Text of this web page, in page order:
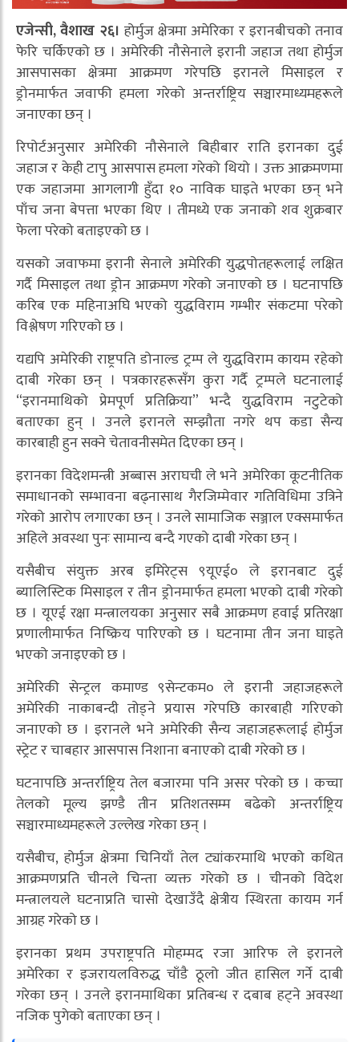
एजेन्सी, वैशाख २६। होर्मुज क्षेत्रमा अमेरिका र इरानबीचको तनाव
फेरि चर्किएको छ । अमेरिकी नौसेनाले इरानी जहाज तथा होर्मुज
आसपासका क्षेत्रमा आक्रमण गरेपछि इरानले मिसाइल र
ड्रोनमार्फत जवाफी हमला गरेको अन्तर्राष्ट्रिय सञ्चारमाध्यमहरूले
जनाएका छन् ।
रिपोर्टअनुसार अमेरिकी नौसेनाले बिहीबार राति इरानका दुई
जहाज र केही टापु आसपास हमला गरेको थियो । उक्त आक्रमणमा
एक जहाजमा आगलागी हुँदा १० नाविक घाइते भएका छन् भने
पाँच जना बेपत्ता भएका थिए । तीमध्ये एक जनाको शव शुक्रबार
फेला परेको बताइएको छ ।
यसको जवाफमा इरानी सेनाले अमेरिकी युद्धपोतहरूलाई लक्षित
गर्दै मिसाइल तथा ड्रोन आक्रमण गरेको जनाएको छ । घटनापछि
करिब एक महिनाअघि भएको युद्धविराम गम्भीर संकटमा परेको
विश्लेषण गरिएको छ ।
यद्यपि अमेरिकी राष्ट्रपति डोनाल्ड ट्रम्प ले युद्धविराम कायम रहेको
दाबी गरेका छन् । पत्रकारहरूसँग कुरा गर्दै ट्रम्पले घटनालाई
“इरानमाथिको प्रेमपूर्ण प्रतिक्रिया” भन्दै युद्धविराम नटुटेको
बताएका हुन् । उनले इरानले सम्झौता नगरे थप कडा सैन्य
कारबाही हुन सक्ने चेतावनीसमेत दिएका छन् ।
इरानका विदेशमन्त्री अब्बास अराघची ले भने अमेरिका कूटनीतिक
समाधानको सम्भावना बढ्नासाथ गैरजिम्मेवार गतिविधिमा उत्रिने
गरेको आरोप लगाएका छन् । उनले सामाजिक सञ्जाल एक्समार्फत
अहिले अवस्था पुनः सामान्य बन्दै गएको दाबी गरेका छन् ।
यसैबीच संयुक्त अरब इमिरेट्स ९यूएई० ले इरानबाट दुई
ब्यालिस्टिक मिसाइल र तीन ड्रोनमार्फत हमला भएको दाबी गरेको
छ । यूएई रक्षा मन्त्रालयका अनुसार सबै आक्रमण हवाई प्रतिरक्षा
प्रणालीमार्फत निष्क्रिय पारिएको छ । घटनामा तीन जना घाइते
भएको जनाइएको छ ।
अमेरिकी सेन्ट्रल कमाण्ड ९सेन्टकम० ले इरानी जहाजहरूले
अमेरिकी नाकाबन्दी तोड्ने प्रयास गरेपछि कारबाही गरिएको
जनाएको छ । इरानले भने अमेरिकी सैन्य जहाजहरूलाई होर्मुज
स्ट्रेट र चाबहार आसपास निशाना बनाएको दाबी गरेको छ ।
घटनापछि अन्तर्राष्ट्रिय तेल बजारमा पनि असर परेको छ । कच्चा
तेलको मूल्य झण्डै तीन प्रतिशतसम्म बढेको अन्तर्राष्ट्रिय
सञ्चारमाध्यमहरूले उल्लेख गरेका छन् ।
यसैबीच, होर्मुज क्षेत्रमा चिनियाँ तेल ट्यांकरमाथि भएको कथित
आक्रमणप्रति चीनले चिन्ता व्यक्त गरेको छ । चीनको विदेश
मन्त्रालयले घटनाप्रति चासो देखाउँदै क्षेत्रीय स्थिरता कायम गर्न
आग्रह गरेको छ ।
इरानका प्रथम उपराष्ट्रपति मोहम्मद रजा आरिफ ले इरानले
अमेरिका र इजरायलविरुद्ध चाँडै ठूलो जीत हासिल गर्ने दाबी
गरेका छन् । उनले इरानमाथिका प्रतिबन्ध र दबाब हट्ने अवस्था
नजिक पुगेको बताएका छन् ।